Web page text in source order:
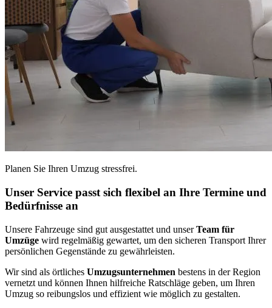
Planen Sie Ihren Umzug stressfrei.
Unser Service passt sich flexibel an Ihre Termine und
Bedürfnisse an
Unsere Fahrzeuge sind gut ausgestattet und unserTeam für
Umzüge wird regelmäßig gewartet, um den sicheren Transport Ihrer
persönlichen Gegenstände zu gewährleisten.
Wir sind als örtliches Umzugsunternehmen bestens in der Region
vernetzt und können Ihnen hilfreiche Ratschläge geben, um Ihren
Umzug so reibungslos und effizient wie möglich zu gestalten.